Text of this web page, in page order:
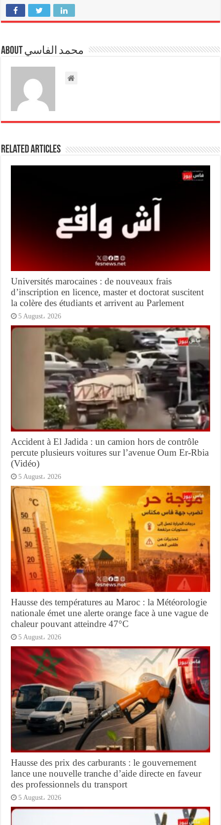
About محمد الفاسي
Related Articles
Universités marocaines : de nouveaux frais
d’inscription en licence, master et doctorat suscitent
la colère des étudiants et arrivent au Parlement
5 August، 2026
Accident à El Jadida : un camion hors de contrôle
percute plusieurs voitures sur l’avenue Oum Er-Rbia
(Vidéo)
5 August، 2026
Hausse des températures au Maroc : la Météorologie
nationale émet une alerte orange face à une vague de
chaleur pouvant atteindre 47°C
5 August، 2026
Hausse des prix des carburants : le gouvernement
lance une nouvelle tranche d’aide directe en faveur
des professionnels du transport
5 August، 2026